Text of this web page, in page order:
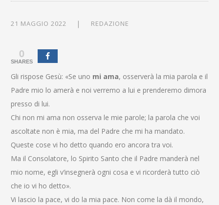
21 MAGGIO 2022 REDAZIONE
0
SHARES
Gli rispose Gesù: «Se uno mi ama, osserverà la mia parola e il
Padre mio lo amerà e noi verremo a lui e prenderemo dimora
presso di lui.
Chi non mi ama non osserva le mie parole; la parola che voi
ascoltate non è mia, ma del Padre che mi ha mandato.
Queste cose vi ho detto quando ero ancora tra voi.
Ma il Consolatore, lo Spirito Santo che il Padre manderà nel
mio nome, egli v’insegnerà ogni cosa e vi ricorderà tutto ciò
che io vi ho detto».
Vi lascio la pace, vi do la mia pace. Non come la dà il mondo,